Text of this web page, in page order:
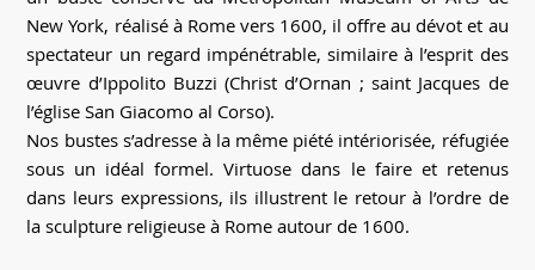
New York, réalisé à Rome vers 1600, il offre au dévot et au
spectateur un regard impénétrable, similaire à l’esprit des
œuvre d’Ippolito Buzzi (Christ d’Ornan ; saint Jacques de
l’église San Giacomo al Corso).
Nos bustes s’adresse à la même piété intériorisée, réfugiée
sous un idéal formel. Virtuose dans le faire et retenus
dans leurs expressions, ils illustrent le retour à l’ordre de
la sculpture religieuse à Rome autour de 1600.